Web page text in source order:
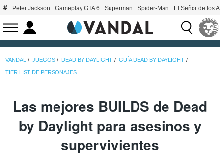
Peter Jackson Gameplay GTA 6 Superman Spider-Man El Señor de los
VANDAL JUEGOS DEAD BY DAYLIGHT GUÍA DEAD BY DAYLIGHT
TIER LIST DE PERSONAJES
Las mejores BUILDS de Dead
by Daylight para asesinos y
supervivientes